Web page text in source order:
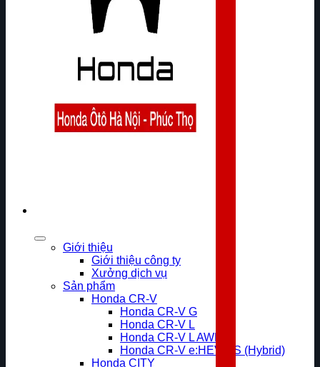
Giới thiệu
Giới thiệu công ty
Xưởng dịch vụ
Sản phẩm
Honda CR-V
Honda CR-V G
Honda CR-V L
Honda CR-V L AWD
Honda CR-V e:HEV RS (Hybrid)
Honda CITY